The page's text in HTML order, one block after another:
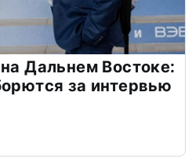
Дальнем Востоке:
за интервью